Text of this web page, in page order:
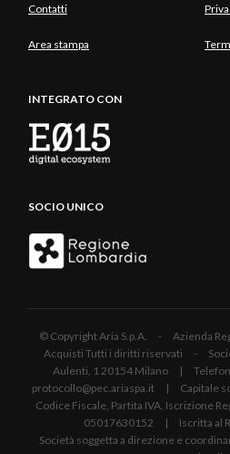
Contatti
Area stampa
INTEGRATO CON
SOCIO UNICO
© Copyright Aria S.p.A. - Azienda
Acquisti Tutti i diritti riservati -
Aulenti, 1 20154 Milano |
protocollo@pec.ariaspa.it | Capitale
Codice Fiscale, Partita IVA, Iscrizione
05017630152 | Iscritta al
Società soggetta a direzione e